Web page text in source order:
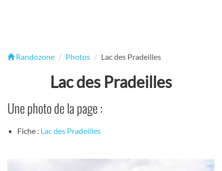
Randozone Photos Lac des Pradeilles
Lac des Pradeilles
Une photo de la page :
Fiche : Lac des Pradeilles